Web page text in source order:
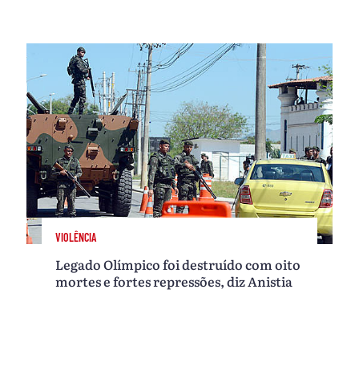
VIOLÊNCIA
Legado Olímpico foi destruído com oito
mortes e fortes repressões, diz Anistia